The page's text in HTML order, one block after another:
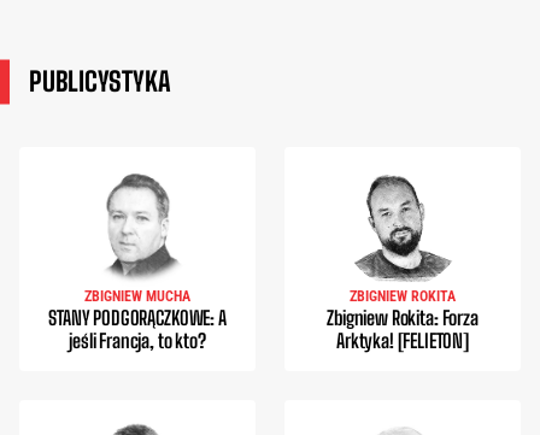
PUBLICYSTYKA
ZBIGNIEW MUCHA
STANY PODGORĄCZKOWE: A
jeśli Francja, to kto?
ZBIGNIEW ROKITA
Zbigniew Rokita: Forza
Arktyka! [FELIETON]